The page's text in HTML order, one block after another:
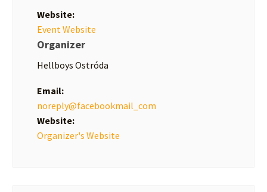
Website:
Event Website
Organizer
Hellboys Ostróda
Email:
noreply@facebookmail_com
Website:
Organizer's Website